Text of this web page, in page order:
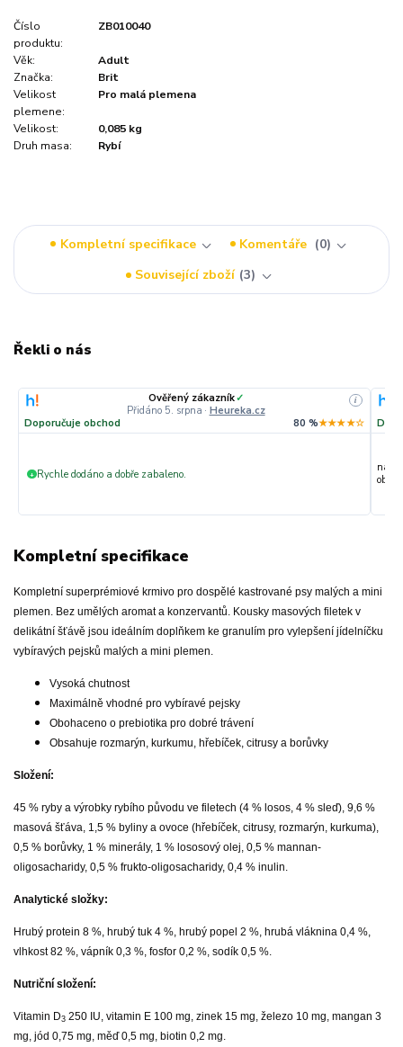
Číslo
produktu:
ZB010040
Věk:
Adult
Značka:
Brit
Velikost
plemene:
Pro malá plemena
Velikost:
0,085 kg
Druh masa:
Rybí
Kompletní specifikace Komentáře
0
Související zboží 3
Řekli o nás
Ověřený zákazník✓
Přidáno 5. srpna · Heureka.cz
i
Doporučuje obchod 80 %★★★★☆
+ Rychle dodáno a dobře zabaleno.
Kompletní specifikace
Kompletní superprémiové krmivo pro dospělé kastrované psy malých a mini
plemen. Bez umělých aromat a konzervantů. Kousky masových filetek v
delikátní šťávě jsou ideálním doplňkem ke granulím pro vylepšení jídelníčku
vybíravých pejsků malých a mini plemen.
Vysoká chutnost
Maximálně vhodné pro vybíravé pejsky
Obohaceno o prebiotika pro dobré trávení
Obsahuje rozmarýn, kurkumu, hřebíček, citrusy a borůvky
Složení:
45 % ryby a výrobky rybího původu ve filetech (4 % losos, 4 % sleď), 9,6 %
masová šťáva, 1,5 % byliny a ovoce (hřebíček, citrusy, rozmarýn, kurkuma),
0,5 % borůvky, 1 % minerály, 1 % lososový olej, 0,5 % mannan-
oligosacharidy, 0,5 % frukto-oligosacharidy, 0,4 % inulin.
Analytické složky:
Hrubý protein 8 %, hrubý tuk 4 %, hrubý popel 2 %, hrubá vláknina 0,4 %,
vlhkost 82 %, vápník 0,3 %, fosfor 0,2 %, sodík 0,5 %.
Nutriční složení:
Vitamin D3 250 IU, vitamin E 100 mg, zinek 15 mg, železo 10 mg, mangan 3
mg, jód 0,75 mg, měď 0,5 mg, biotin 0,2 mg.